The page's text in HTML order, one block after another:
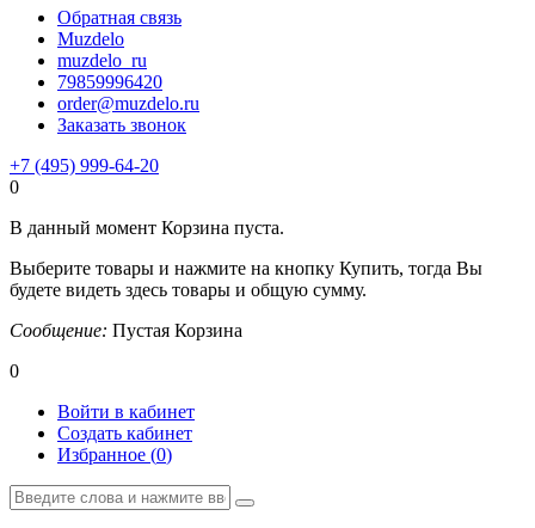
Обратная связь
Muzdelo
muzdelo_ru
79859996420
order@muzdelo.ru
Заказать звонок
+7 (495) 999-64-20
0
В данный момент Корзина пуста.
Выберите товары и нажмите на кнопку Купить, тогда Вы
будете видеть здесь товары и общую сумму.
Сообщение: Пустая Корзина
0
Войти в кабинет
Создать кабинет
Избранное (0)